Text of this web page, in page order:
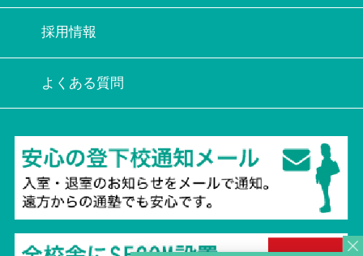
採用情報
よくある質問